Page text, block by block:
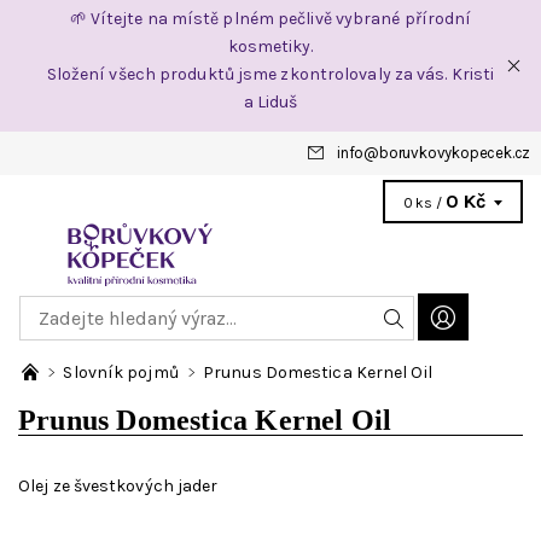
🌱 Vítejte na místě plném pečlivě vybrané přírodní
kosmetiky.
Složení všech produktů jsme zkontrolovaly za vás. Kristi
a Liduš
info@ boruvkovykopecek.cz
0 ks / 0 Kč
Slovník pojmů Prunus Domestica Kernel Oil
Prunus Domestica Kernel Oil
Olej ze švestkových jader